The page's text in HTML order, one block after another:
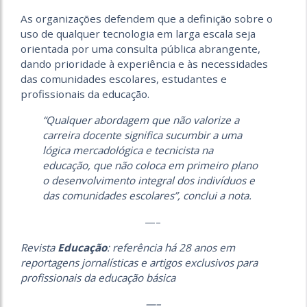
As organizações defendem que a definição sobre o
uso de qualquer tecnologia em larga escala seja
orientada por uma consulta pública abrangente,
dando prioridade à experiência e às necessidades
das comunidades escolares, estudantes e
profissionais da educação.
“Qualquer abordagem que não valorize a
carreira docente significa sucumbir a uma
lógica mercadológica e tecnicista na
educação, que não coloca em primeiro plano
o desenvolvimento integral dos indivíduos e
das comunidades escolares”, conclui a nota.
—–
Revista Educação: referência há 28 anos em
reportagens jornalísticas e artigos exclusivos para
profissionais da educação básica
—–